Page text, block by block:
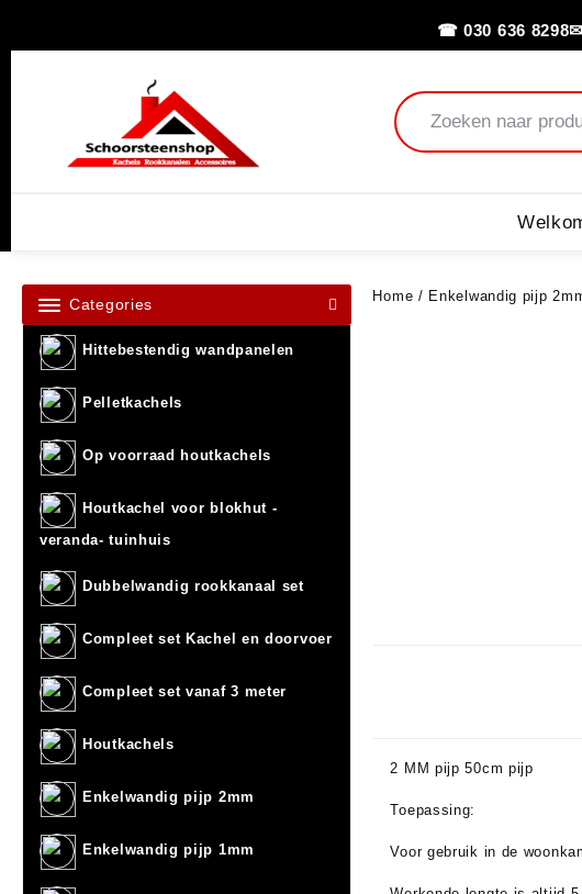
☎ 030 636 8298
Categories
Hittebestendig wandpanelen
Pelletkachels
Op voorraad houtkachels
Houtkachel voor blokhut -
veranda- tuinhuis
Dubbelwandig rookkanaal set
Compleet set Kachel en doorvoer
Compleet set vanaf 3 meter
Houtkachels
Enkelwandig pijp 2mm
Enkelwandig pijp 1mm
Home / Enkelwandig pijp
2 MM pijp 50cm pijp
Toepassing:
Voor gebruik in de